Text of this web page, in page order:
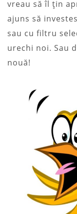
vreau să îl țin
ajuns să
sau cu filtru
urechi noi. Sau
nouă!